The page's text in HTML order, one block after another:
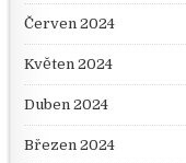
Červen 2024
Květen 2024
Duben 2024
Březen 2024